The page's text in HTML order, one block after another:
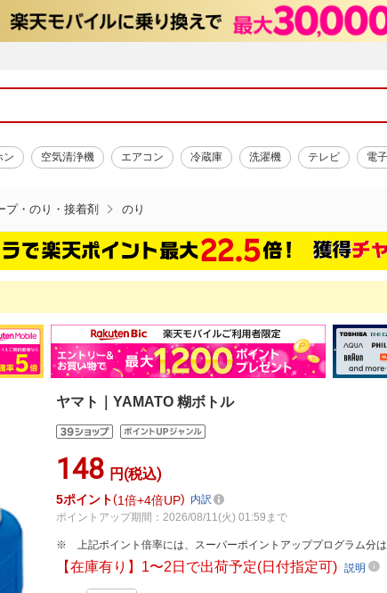
ン 空気清浄機 エアコン 冷蔵庫 洗濯機 テレビ 電
プ・のり・接着剤 のり
ヤマト｜YAMATO 糊ボトル
148 円(税込)
5ポイント 1倍 4倍UP
内訳
ポイントアップ期間：2026/08/11(火) 01:59まで
上記ポイント倍率には、スーパーポイントアッププログラム分
【在庫有り】1〜2日で出荷予定(日付指定可)説明